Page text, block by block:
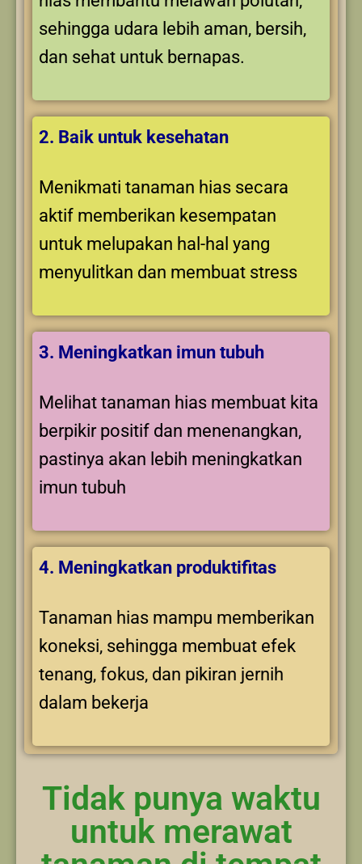
sehingga udara lebih aman, bersih,
dan sehat untuk bernapas.
2. Baik untuk kesehatan
Menikmati tanaman hias secara
aktif memberikan kesempatan
untuk melupakan hal-hal yang
menyulitkan dan membuat stress
3. Meningkatkan imun tubuh
Melihat tanaman hias membuat kita
berpikir positif dan menenangkan,
pastinya akan lebih meningkatkan
imun tubuh
4. Meningkatkan produktifitas
Tanaman hias mampu memberikan
koneksi, sehingga membuat efek
tenang, fokus, dan pikiran jernih
dalam bekerja
Tidak punya waktu
untuk merawat